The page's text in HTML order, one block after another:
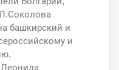
башкирский и
и